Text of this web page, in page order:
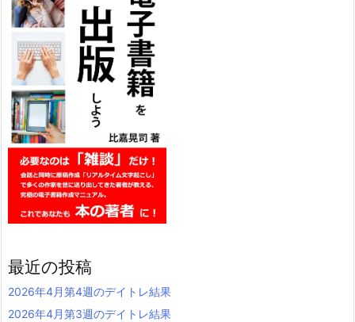
最近の投稿
2026年4月第4週のデイトレ結果
2026年4月第3週のデイトレ結果